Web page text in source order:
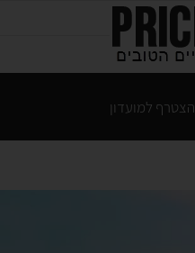
הצטרף למועדון